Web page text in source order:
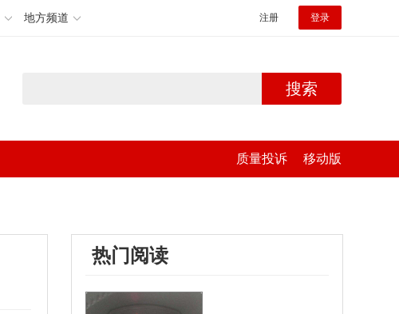
地方频道 注册 登录
搜索
质量投诉 移动版
热门阅读